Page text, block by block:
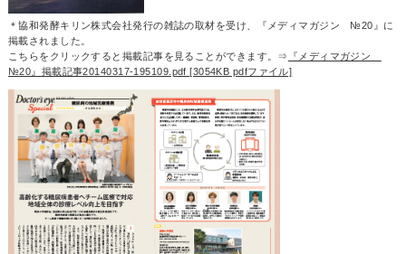
＊協和発酵キリン株式会社発行の雑誌の取材を受け、『メディマガジン №20』に
掲載されました。
こちらをクリックすると掲載記事を見ることができます。⇒
『メディマガジン
№20』掲載記事20140317-195109.pdf [3054KB pdfファイル]